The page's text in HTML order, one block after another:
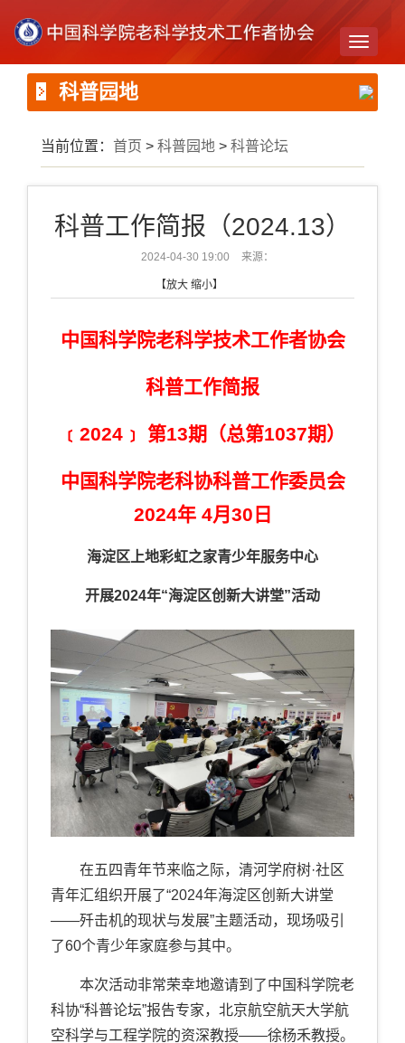
Toggle
科普园地
当前位置： 首页 > 科普园地 > 科普论坛
科普工作简报（2024.13）
2024-04-30 19:00 来源：
【放大 缩小】
中国科学院老科学技术工作者协会
科普工作简报
﹝2024﹞ 第13期（总第1037期）
中国科学院老科协科普工作委员会
2024年 4月30日
海淀区上地彩虹之家青少年服务中心
开展2024年“海淀区创新大讲堂”活动
在五四青年节来临之际，清河学府树·社区
青年汇组织开展了“2024年海淀区创新大讲堂
——歼击机的现状与发展”主题活动，现场吸引
了60个青少年家庭参与其中。
本次活动非常荣幸地邀请到了中国科学院老
科协“科普论坛”报告专家，北京航空航天大学航
空科学与工程学院的资深教授——徐杨禾教授。